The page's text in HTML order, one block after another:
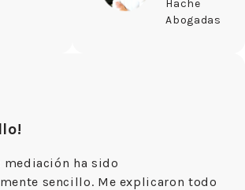
Hache
Abogadas
mediación ha sido
sencillo. Me explicaron todo